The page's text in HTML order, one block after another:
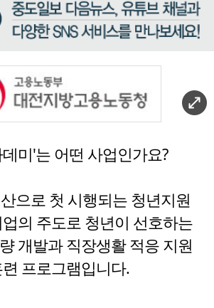
미'는 어떤 사업인가요?
으로 첫 시행되는 청년지원
의 주도로 청년이 선호하는
개발과 직장생활 적응 지원
프로그램입니다.